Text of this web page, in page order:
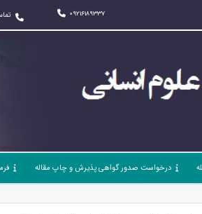
09216189337
درخواست صدور گواهی پذیرش و چاپ مقاله